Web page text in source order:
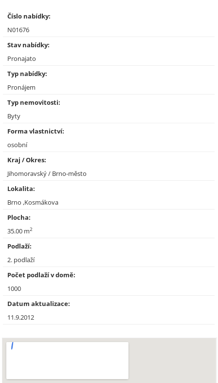
Číslo nabídky:
N01676
Stav nabídky:
Pronajato
Typ nabídky:
Pronájem
Typ nemovitosti:
Byty
Forma vlastnictví:
osobní
Kraj / Okres:
Jihomoravský / Brno-město
Lokalita:
Brno ,Kosmákova
Plocha:
35.00 m2
Podlaží:
2. podlaží
Počet podlaží v domě:
1000
Datum aktualizace:
11.9.2012